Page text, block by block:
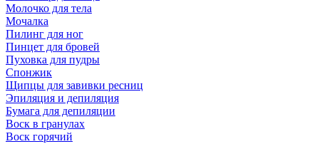
Молочко для тела
Мочалка
Пилинг для ног
Пинцет для бровей
Пуховка для пудры
Спонжик
Щипцы для завивки ресниц
Эпиляция и депиляция
Бумага для депиляции
Воск в гранулах
Воск горячий